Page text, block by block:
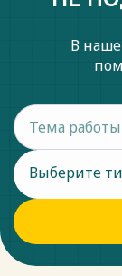
В
Выберите